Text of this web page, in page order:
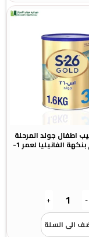
جولد المرحلة
(3) 1600 جم بنكهة الفانيليا لعمر 1-